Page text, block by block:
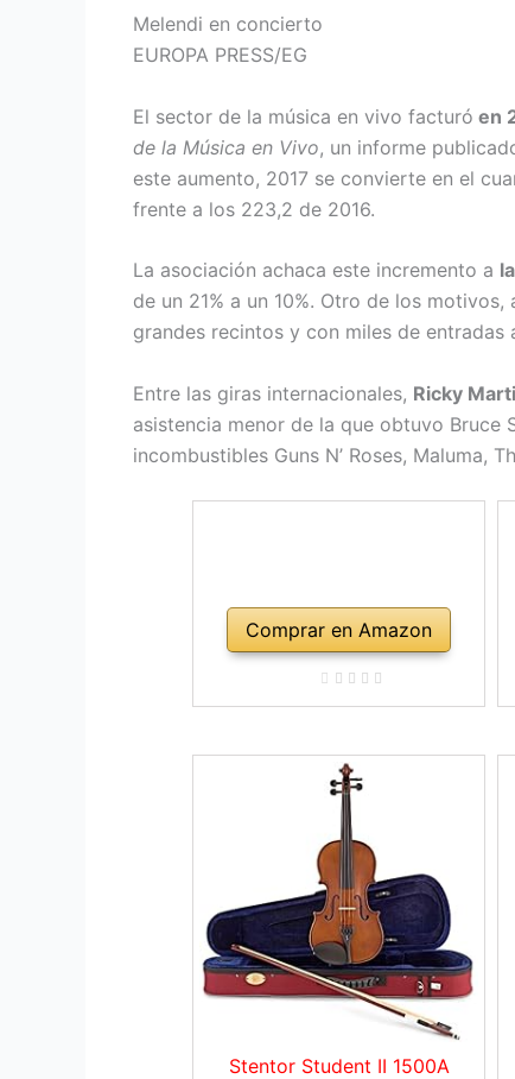
Melendi en concierto
EUROPA PRESS/EG
El sector de la música en vivo facturó en
de la Música en Vivo, un informe
este aumento, 2017 se convierte en el
frente a los 223,2 de 2016.
La asociación achaca este incremento a
de un 21% a un 10%. Otro de los
grandes recintos y con miles de
Entre las giras internacionales, Ricky
asistencia menor de la que obtuvo Bruce
incombustibles Guns N’ Roses, Maluma,
Comprar en Amazon
Stentor Student II 1500A